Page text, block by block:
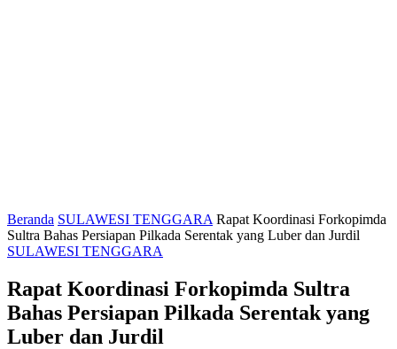
Beranda SULAWESI TENGGARA Rapat Koordinasi Forkopimda
Sultra Bahas Persiapan Pilkada Serentak yang Luber dan Jurdil
SULAWESI TENGGARA
Rapat Koordinasi Forkopimda Sultra
Bahas Persiapan Pilkada Serentak yang
Luber dan Jurdil